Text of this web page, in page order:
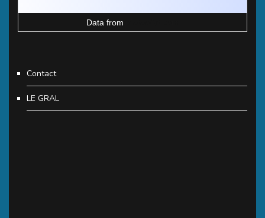
Data from
Contact
LE GRAL